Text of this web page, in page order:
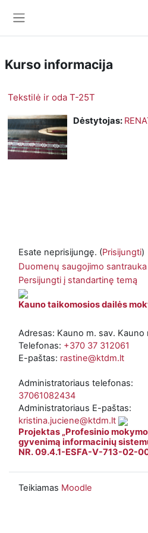
Kurso informacija
Tekstilė ir oda T-25T
Dėstytojas:
Esate neprisijungę. (Prisijungti)
Duomenų saugojimo santrauka
Persijungti į standartinę temą
Kauno taikomosios dailės
Adresas: Kauno m. sav. Kauno
Telefonas: +370 37 312061
E-paštas: rastine@ktdm.lt
Administratoriaus telefonas:
37061082434
Administratoriaus E-paštas:
kristina.juciene@ktdm.lt
Projektas „Profesinio
gyvenimą informacinių
NR. 09.4.1-ESFA-V-713-02-
Teikiamas Moodle